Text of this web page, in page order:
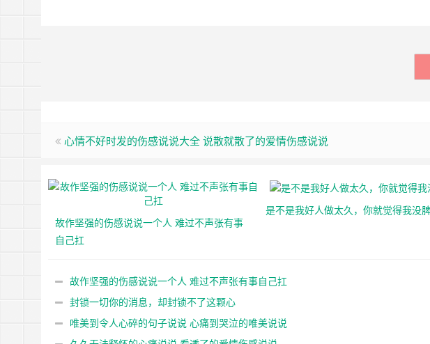
心情不好时发的伤感说说大全 说散就散了的爱情伤感说说
故作坚强的伤感说说一个人 难过不声张有事
自己扛
是不是我好人做太久，你就觉得我没
故作坚强的伤感说说一个人 难过不声张有事自己扛
封锁一切你的消息，却封锁不了这颗心
唯美到令人心碎的句子说说 心痛到哭泣的唯美说说